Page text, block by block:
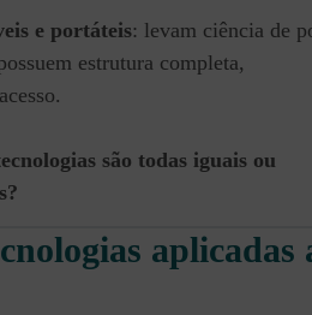
e portáteis: levam ciência de
estrutura completa,
são todas iguais ou
aplicadas